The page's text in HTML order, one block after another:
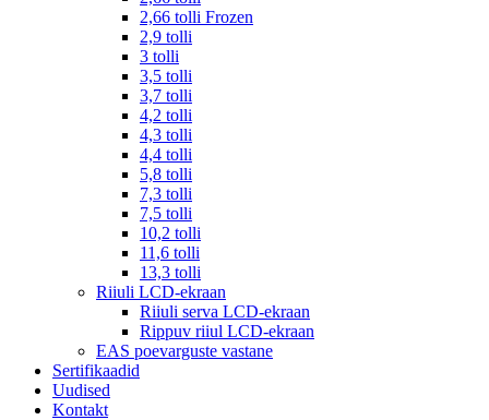
2,66 tolli Frozen
2,9 tolli
3 tolli
3,5 tolli
3,7 tolli
4,2 tolli
4,3 tolli
4,4 tolli
5,8 tolli
7,3 tolli
7,5 tolli
10,2 tolli
11,6 tolli
13,3 tolli
Riiuli LCD-ekraan
Riiuli serva LCD-ekraan
Rippuv riiul LCD-ekraan
EAS poevarguste vastane
Sertifikaadid
Uudised
Kontakt